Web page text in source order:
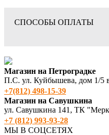
СПОСОБЫ ОПЛАТЫ
Магазин на Петроградке
П.С. ул. Куйбышева, дом 1/5
+7(812) 498‑15-39
Магазин на Савушкина
ул. Савушкина 141, ТК
+7 (812) 993-93-28
МЫ В СОЦСЕТЯХ